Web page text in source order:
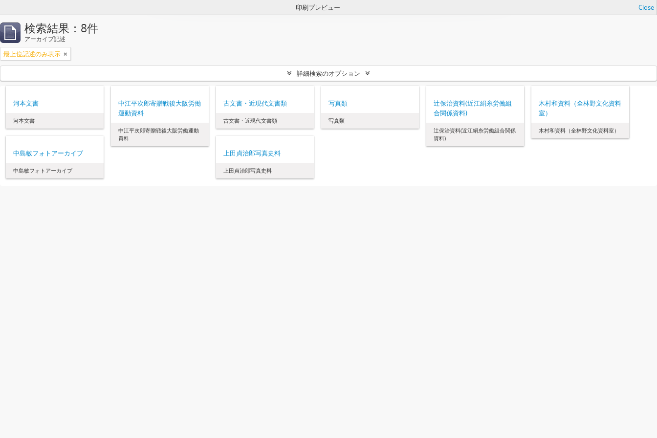
印刷プレビュー Close
検索結果：8件
アーカイブ記述
最上位記述のみ表示
詳細検索のオプション
河本文書
河本文書
中江平次郎寄贈戦後大阪労働
運動資料
中江平次郎寄贈戦後大阪労働運動
資料
古文書・近現代文書類
古文書・近現代文書類
写真類
写真類
辻保治資料(近江絹糸労働組
合関係資料)
辻保治資料(近江絹糸労働組合関係
資料)
木村和資料（全林野文化資料
室）
木村和資料（全林野文化資料室）
中島敏フォトアーカイブ
中島敏フォトアーカイブ
上田貞治郎写真史料
上田貞治郎写真史料